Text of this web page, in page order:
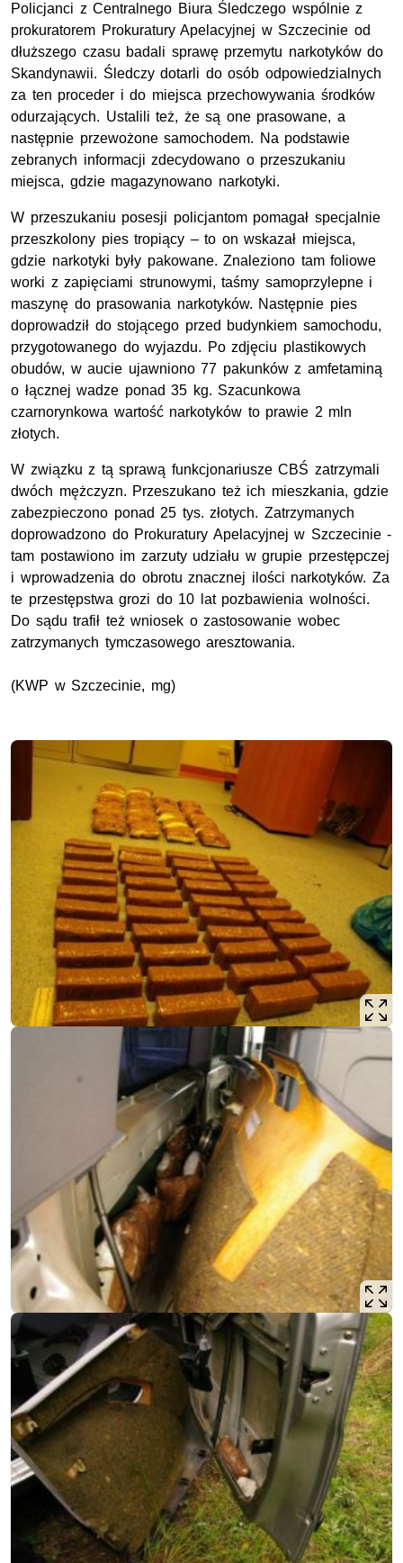
Policjanci z Centralnego Biura Śledczego wspólnie z
prokuratorem Prokuratury Apelacyjnej w Szczecinie od
dłuższego czasu badali sprawę przemytu narkotyków do
Skandynawii. Śledczy dotarli do osób odpowiedzialnych
za ten proceder i do miejsca przechowywania środków
odurzających. Ustalili też, że są one prasowane, a
następnie przewożone samochodem. Na podstawie
zebranych informacji zdecydowano o przeszukaniu
miejsca, gdzie magazynowano narkotyki.
W przeszukaniu posesji policjantom pomagał specjalnie
przeszkolony pies tropiący – to on wskazał miejsca,
gdzie narkotyki były pakowane. Znaleziono tam foliowe
worki z zapięciami strunowymi, taśmy samoprzylepne i
maszynę do prasowania narkotyków. Następnie pies
doprowadził do stojącego przed budynkiem samochodu,
przygotowanego do wyjazdu. Po zdjęciu plastikowych
obudów, w aucie ujawniono 77 pakunków z amfetaminą
o łącznej wadze ponad 35 kg. Szacunkowa
czarnorynkowa wartość narkotyków to prawie 2 mln
złotych.
W związku z tą sprawą funkcjonariusze CBŚ zatrzymali
dwóch mężczyzn. Przeszukano też ich mieszkania, gdzie
zabezpieczono ponad 25 tys. złotych. Zatrzymanych
doprowadzono do Prokuratury Apelacyjnej w Szczecinie -
tam postawiono im zarzuty udziału w grupie przestępczej
i wprowadzenia do obrotu znacznej ilości narkotyków. Za
te przestępstwa grozi do 10 lat pozbawienia wolności.
Do sądu trafił też wniosek o zastosowanie wobec
zatrzymanych tymczasowego aresztowania.
(KWP w Szczecinie, mg)